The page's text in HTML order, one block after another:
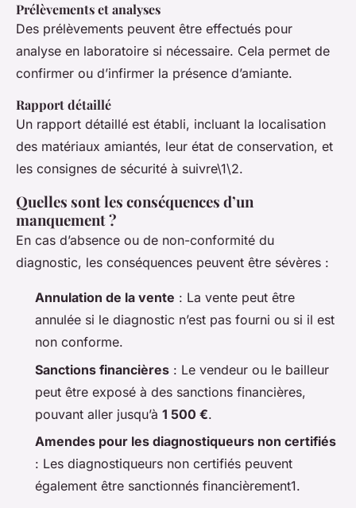
Prélèvements et analyses
Des prélèvements peuvent être effectués pour
analyse en laboratoire si nécessaire. Cela permet de
confirmer ou d’infirmer la présence d’amiante.
Rapport détaillé
Un rapport détaillé est établi, incluant la localisation
des matériaux amiantés, leur état de conservation, et
les consignes de sécurité à suivre\1\2.
Quelles sont les conséquences d’un
manquement ?
En cas d’absence ou de non-conformité du
diagnostic, les conséquences peuvent être sévères :
Annulation de la vente : La vente peut être
annulée si le diagnostic n’est pas fourni ou si il est
non conforme.
Sanctions financières : Le vendeur ou le bailleur
peut être exposé à des sanctions financières,
pouvant aller jusqu’à 1 500 €.
Amendes pour les diagnostiqueurs non certifiés
: Les diagnostiqueurs non certifiés peuvent
également être sanctionnés financièrement1.